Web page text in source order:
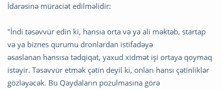
İdarəsinə müraciət edilməlidir:
"İndi təsəvvür edin ki, hansıa orta və ya ali məktəb, startap
və ya biznes qurumu dronlardan istifadəyə
əsaslanan hansısa tədqiqat, yaxud xidmət işi ortaya qoymaq
istəyir. Təsəvvür etmək çətin deyil ki, onları hansı çətinliklər
gözləyəcək. Bu Qaydaların pozulmasına görə